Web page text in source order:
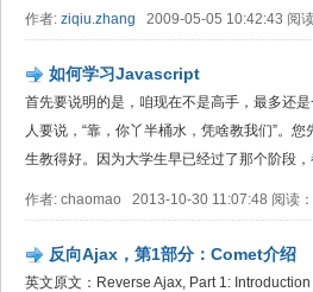
作者: ziqiu.zhang 2009-05-05 10:42:43 阅
如何学习Javascript
首先要说明的是，咱现在不是高手，最多还
人要说，“靠，你丫半桶水，凭啥教我们”。
生教得好。因为大学生早已经过了那个阶段
作者: chaomao 2013-10-30 11:07:48 阅读：
反向Ajax，第1部分：Comet介绍
英文原文：Reverse Ajax, Part 1: